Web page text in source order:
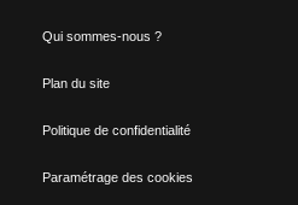
Qui sommes-nous ?
Plan du site
Politique de confidentialité
Paramétrage des cookies